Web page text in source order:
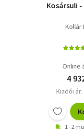
Kosársuli
Kollár
Online
4
Kiadói ár:
1 - 2